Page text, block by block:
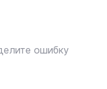
ошибку